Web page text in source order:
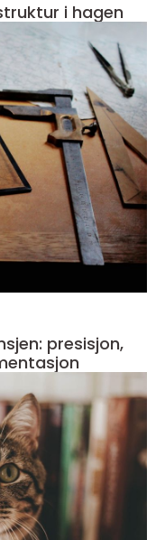
tidløs struktur i hagen
presisjon,